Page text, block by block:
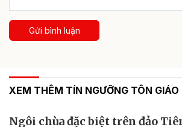
Gửi bình luận
XEM THÊM TÍN NGƯỠNG TÔN GIÁO
Ngôi chùa đặc biệt trên đảo